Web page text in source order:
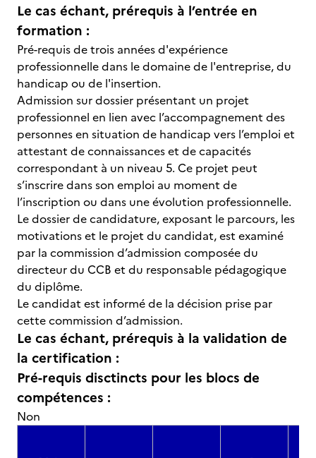
Le cas échant, prérequis à l’entrée en
formation :
Pré-requis de trois années d'expérience
professionnelle dans le domaine de l'entreprise, du
handicap ou de l'insertion.
Admission sur dossier présentant un projet
professionnel en lien avec l’accompagnement des
personnes en situation de handicap vers l’emploi et
attestant de connaissances et de capacités
correspondant à un niveau 5. Ce projet peut
s’inscrire dans son emploi au moment de
l’inscription ou dans une évolution professionnelle.
Le dossier de candidature, exposant le parcours, les
motivations et le projet du candidat, est examiné
par la commission d’admission composée du
directeur du CCB et du responsable pédagogique
du diplôme.
Le candidat est informé de la décision prise par
cette commission d’admission.
Le cas échant, prérequis à la validation de
la certification :
Pré-requis disctincts pour les blocs de
compétences :
Non